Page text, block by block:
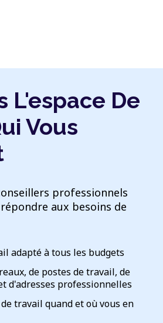
L'espace De
Vous
professionnels
aux besoins de
adapté à tous les budgets
de postes de travail, de
d'adresses professionnelles
de travail quand et où vous en